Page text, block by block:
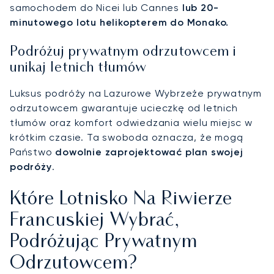
samochodem do Nicei lub Cannes lub 20-
minutowego lotu helikopterem do Monako.
Podróżuj prywatnym odrzutowcem i
unikaj letnich tłumów
Luksus podróży na Lazurowe Wybrzeże prywatnym
odrzutowcem gwarantuje ucieczkę od letnich
tłumów oraz komfort odwiedzania wielu miejsc w
krótkim czasie. Ta swoboda oznacza, że mogą
Państwo dowolnie zaprojektować plan swojej
podróży.
Które Lotnisko Na Riwierze
Francuskiej Wybrać,
Podróżując Prywatnym
Odrzutowcem?